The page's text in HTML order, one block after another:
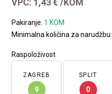
Pakiranje: 1 KOM
Minimalna količina za narudžbu:
Raspoloživost
ZAGREB
9
SPLIT
0